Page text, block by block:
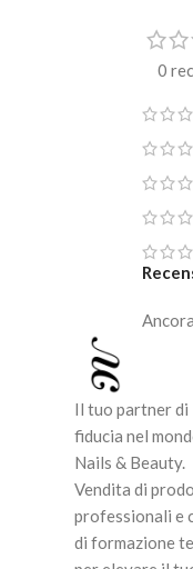
0
Il tuo partner di
fiducia nel
Nails & Beauty.
Vendita di
professionali e
di formazione